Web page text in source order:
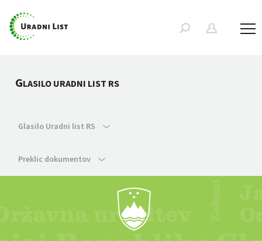
GLASILO URADNI LIST RS
Glasilo Uradni list RS
Preklic dokumentov